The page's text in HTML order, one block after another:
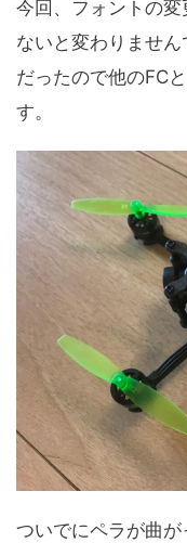
今回、フォントの
ないと変わりませ
だったので他のFC
す。
ついでにペラが曲